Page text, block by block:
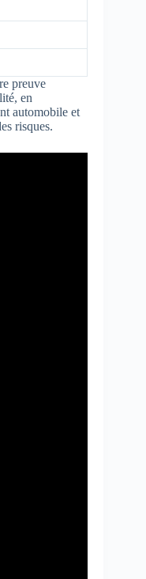
preuve
en
automobile et
risques.